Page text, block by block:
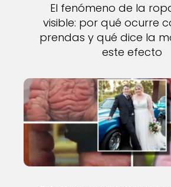
El fenómeno de la
visible: por qué ocurre
prendas y qué dice la
este efecto